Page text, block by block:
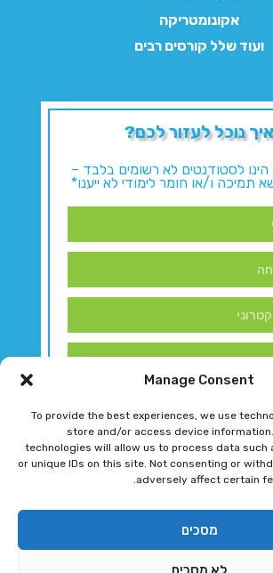
Manage Consent
To provide the best experiences, we use
store and/or access device
technologies will allow us to process data such
or unique IDs on this site. Not consenting or
adversely affect certain
מסכים
אקונומטריקה
ועוד שלל קורסים רבים
איך נוכל לעזור לכם?
לסטודנטים לא רשומים בלבד –
תמיכה ו/או חומר לימודי לא ייענו*